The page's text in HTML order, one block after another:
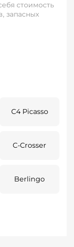
стоимость
запасных
C4 Picasso
C-Crosser
Berlingo